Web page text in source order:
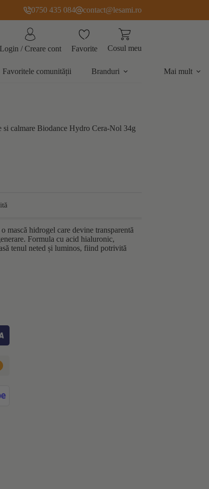
0750 435 084 contact@lesami.ro
Login / Creare cont Favorite Cosul meu
Favoritele comunității Branduri Mai mult
si calmare Biodance Hydro Cera-Nol 34g
mască hidrogel care devine transparentă
Formula cu acid hialuronic,
tenul neted și luminos, fiind potrivită